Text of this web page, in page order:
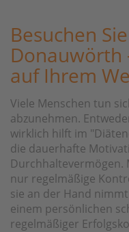
Besuchen
Donauwörth
auf Ihrem
Viele Menschen tun
abzunehmen.
wirklich hilft im
die dauerhafte
Durchhaltevermögen.
nur regelmäßige
sie an der Hand
einem persönlichen
regelmäßiger